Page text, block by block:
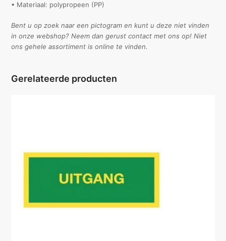
• Materiaal: polypropeen (PP)
Bent u op zoek naar een pictogram en kunt u deze niet vinden
in onze webshop? Neem dan gerust contact met ons op! Niet
ons gehele assortiment is online te vinden.
Gerelateerde producten